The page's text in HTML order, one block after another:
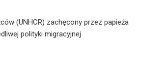
(UNHCR) zachęcony przez papieża
polityki migracyjnej